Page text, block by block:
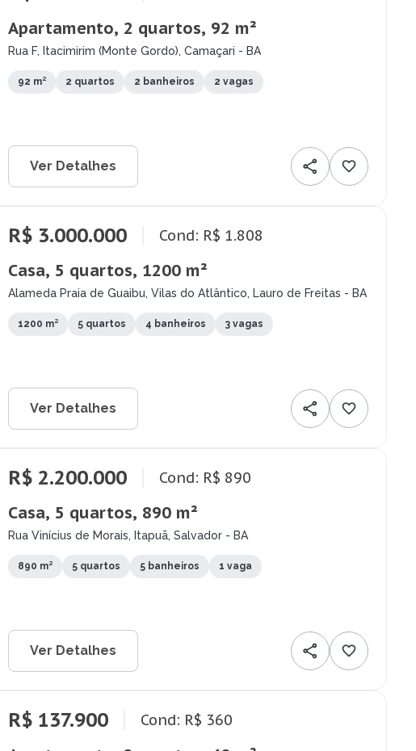
Apartamento, 2 quartos, 92 m²
Rua F, Itacimirim (Monte Gordo), Camaçari - BA
92 m² 2 quartos 2 banheiros 2 vagas
Ver Detalhes
R$ 3.000.000 Cond: R$ 1.808
Casa, 5 quartos, 1200 m²
Alameda Praia de Guaibu, Vilas do Atlântico, Lauro de Freitas - BA
1200 m² 5 quartos 4 banheiros 3 vagas
Ver Detalhes
R$ 2.200.000 Cond: R$ 890
Casa, 5 quartos, 890 m²
Rua Vinícius de Morais, Itapuã, Salvador - BA
890 m² 5 quartos 5 banheiros 1 vaga
Ver Detalhes
R$ 137.900 Cond: R$ 360